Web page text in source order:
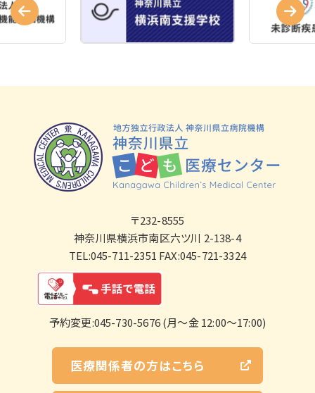
〒232-8555
神奈川県横浜市南区六ツ川 2-138-4
TEL:045-711-2351 FAX:045-721-3324
予約変更:045-730-5676 (月～金 12:00～17:00)
医療関係者の方はこちら